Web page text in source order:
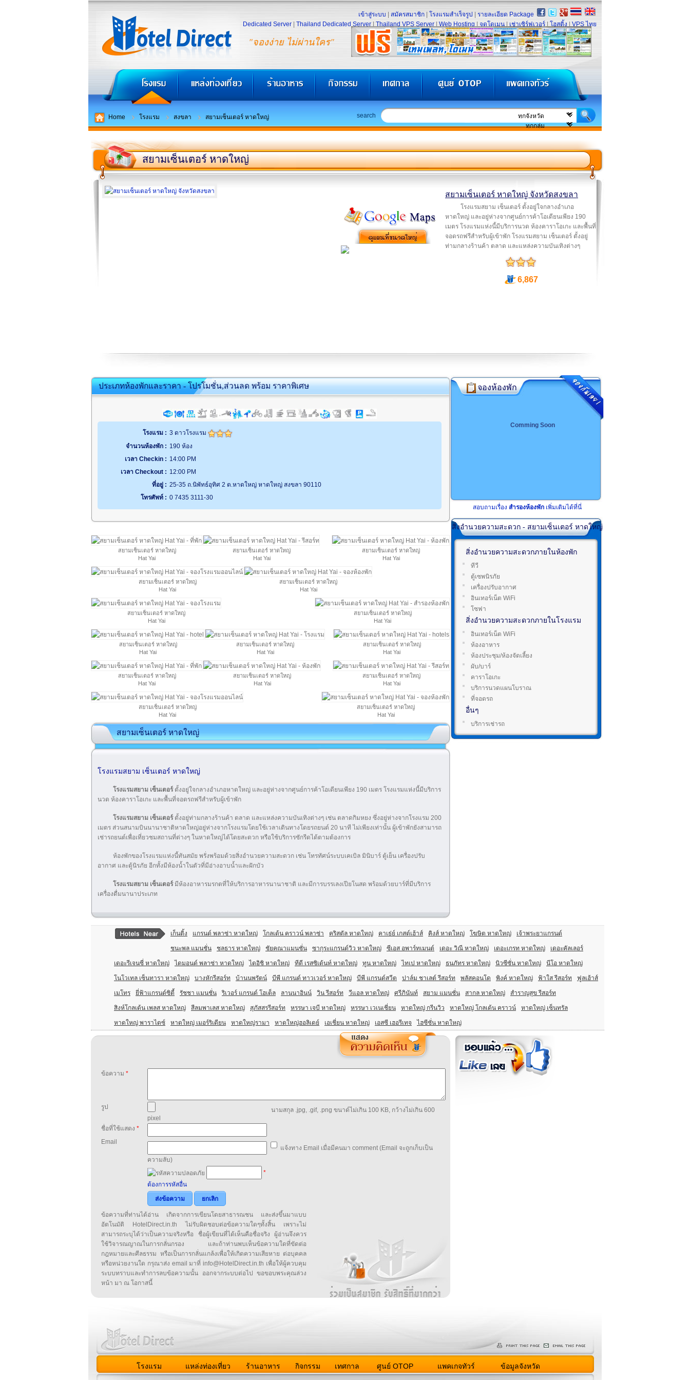
"จองง่าย ไม่ผ่านใคร"
เข้าสู่ระบบ สมัครสมาชิก โรงแรมสำเร็จรูป
รายละเอียด Package
Dedicated Server
Thailand Dedicated Server Thailand VPS Server Web Hosting จดโดเมน เช่าเซิร์ฟเวอร์ โฮสติ้ง VPS ไทย
Home โรงแรม สงขลา สยามเซ็นเตอร์ หาดใหญ่ search
สยามเซ็นเตอร์ หาดใหญ่
สยามเซ็นเตอร์ หาดใหญ่ จังหวัดสงขลา
โรงแรมสยาม เซ็นเตอร์ ตั้งอยู่ใจกลางอำเภอ
หาดใหญ่ และอยู่ห่างจากศูนย์การค้าโอเดียนเพียง 190
เมตร โรงแรมแห่งนี้มีบริการนวด ห้องคาราโอเกะ และพื้นที่
จอดรถฟรีสำหรับผู้เข้าพัก โรงแรมสยาม เซ็นเตอร์ ตั้งอยู่
ท่ามกลางร้านค้า ตลาด และแหล่งความบันเทิงต่างๆ
6,867
ประเภทห้องพักและราคา - โปรโมชั่น,ส่วนลด พร้อม ราคาพิเศษ
โรงแรม : 3 ดาวโรงแรม
จำนวนห้องพัก : 190 ห้อง
เวลา Checkin : 14:00 PM
เวลา Checkout : 12:00 PM
ที่อยู่ : 25-35 ถ.นิพัทธ์อุทิศ 2 ต.หาดใหญ่ หาดใหญ่ สงขลา 90110
โทรศัพท์ : 0 7435 3111-30
สยามเซ็นเตอร์ หาดใหญ่
Hat Yai
สยามเซ็นเตอร์ หาดใหญ่
Hat Yai
สยามเซ็นเตอร์ หาดใหญ่
Hat Yai
สยามเซ็นเตอร์ หาดใหญ่
Hat Yai
สยามเซ็นเตอร์ หาดใหญ่
Hat Yai
สยามเซ็นเตอร์ หาดใหญ่
Hat Yai
สยามเซ็นเตอร์ หาดใหญ่
Hat Yai
สยามเซ็นเตอร์ หาดใหญ่
Hat Yai
สยามเซ็นเตอร์ หาดใหญ่
Hat Yai
สยามเซ็นเตอร์ หาดใหญ่
Hat Yai
สยามเซ็นเตอร์ หาดใหญ่
Hat Yai
สยามเซ็นเตอร์ หาดใหญ่
Hat Yai
สยามเซ็นเตอร์ หาดใหญ่
Hat Yai
สยามเซ็นเตอร์ หาดใหญ่
Hat Yai
สยามเซ็นเตอร์ หาดใหญ่
Hat Yai
สยามเซ็นเตอร์ หาดใหญ่
โรงแรมสยาม เซ็นเตอร์ หาดใหญ่
โรงแรมสยาม เซ็นเตอร์ตั้งอยู่ใจกลางอำเภอหาดใหญ่ และอยู่ห่างจากศูนย์การค้าโอเดียนเพียง 190 เมตร โรงแรมแห่งนี้มีบริการ
นวด ห้องคาราโอเกะ และพื้นที่จอดรถฟรีสำหรับผู้เข้าพัก
โรงแรมสยาม เซ็นเตอร์ตั้งอยู่ท่ามกลางร้านค้า ตลาด และแหล่งความบันเทิงต่างๆ เช่น ตลาดกิมหยง ซึ่งอยู่ห่างจากโรงแรม 200
เมตร ส่วนสนามบินนานาชาติหาดใหญ่อยู่ห่างจากโรงแรมโดยใช้เวลาเดินทางโดยรถยนต์ 20 นาที ไม่เพียงเท่านั้น ผู้เข้าพักยังสามารถ
เช่ารถยนต์เพื่อเที่ยวชมสถานที่ต่างๆ ในหาดใหญ่ได้โดยสะดวก หรือใช้บริการซักรีดได้ตามต้องการ
ห้องพักของโรงแรมแห่งนี้ทันสมัย พรั่งพร้อมด้วยสิ่งอำนวยความสะดวก เช่น โทรทัศน์ระบบเคเบิล มินิบาร์ ตู้เย็น เครื่องปรับ
อากาศ และตู้นิรภัย อีกทั้งมีห้องน้ำในตัวที่มีอ่างอาบน้ำและฝักบัว
โรงแรมสยาม เซ็นเตอร์มีห้องอาหารมรกตที่ให้บริการอาหารนานาชาติ และมีการบรรเลงเปียโนสด พร้อมด้วยบาร์ที่มีบริการ
เครื่องดื่มนานาประเภท
จองห้องพัก
Comming Soon
สอบถามเรื่อง สำรองห้องพัก เพิ่มเติมได้ที่นี่
สิ่งอำนวยความสะดวก - สยามเซ็นเตอร์ หาดใหญ่
สิ่งอำนวยความสะดวกภายในห้องพัก
ทีวี
ตู้เซพนิรภัย
เครื่องปรับอากาศ
อินเทอร์เน็ต WiFi
โซฟา
สิ่งอำนวยความสะดวกภายในโรงแรม
อินเทอร์เน็ต WiFi
ห้องอาหาร
ห้องประชุม/ห้องจัดเลี้ยง
ผับ/บาร์
คาราโอเกะ
บริการนวดแผนโบราณ
ที่จอดรถ
อื่นๆ
บริการเช่ารถ
เก็นติ้ง แกรนด์ พลาซ่า หาดใหญ่ โกลเด้น คราวน์ พลาซ่า คริสตัล หาดใหญ่ คาเธ่ย์ เกสต์เฮ้าส์ คิงส์ หาดใหญ่ โฆษิต หาดใหญ่ เจ้าพระยาแกรนด์
ชนะพล แมนชั่น ชลธาร หาดใหญ่ ชัยคณาแมนชั่น ซากุระแกรนด์วิว หาดใหญ่ ซีเอส อพาร์ทเมนต์ เดอะ วิณี หาดใหญ่ เดอะเกรท หาดใหญ่ เดอะคัลเลอร์
เดอะรีเจนซี่ หาดใหญ่ ไดมอนด์ พลาซ่า หาดใหญ่ ไดอิชิ หาดใหญ่ ทีดี เรสซิเด้นท์ หาดใหญ่ ทูน หาดใหญ่ ไทเป หาดใหญ่ ธนภัทร หาดใหญ่ นิวซีซั่น หาดใหญ่ นีโอ หาดใหญ่
โนโวเทล เซ็นทารา หาดใหญ่ บางหักรีสอร์ท บ้านนพรัตน์ บีพี แกรนด์ ทาวเวอร์ หาดใหญ่ บีพี แกรนด์สวีต ปาล์ม ชาเลต์ รีสอร์ท พลัสคอนโด พิงค์ หาดใหญ่ ฟ้าใส รีสอร์ท ฟูลเฮ้าส์
เมโทร ยี่ฟ้าแกรนด์ซิตี้ รัชชา แมนชั่น ริเวอร์ แกรนด์ โฮเต็ล ลานนาอินน์ วิน รีสอร์ท วีแอล หาดใหญ่ ศรีภินันท์ สยาม แมนชั่น สากล หาดใหญ่ สำราญสุข รีสอร์ท
สิงห์โกลเด้น เพลส หาดใหญ่ สีลมพาเลส หาดใหญ่ สุภัสสรรีสอร์ท หรรษา เจบี หาดใหญ่ หรรษา เวเนเชี่ยน หาดใหญ่ กรีนวิว หาดใหญ่ โกลเด้น คราวน์ หาดใหญ่ เซ็นทรัล
หาดใหญ่ พาราไดซ์ หาดใหญ่ เมอร์ริเดียน หาดใหญ่รามา หาดใหญ่ฮอลิเดย์ เอเชี่ยน หาดใหญ่ เอสซี เฮอรีเทจ ไฮซีซั่น หาดใหญ่
ข้อความ *
รูป
นามสกุล .jpg, .gif, .png ขนาด์ไม่เกิน 100 KB, กว้างไม่เกิน 600
pixel
ชื่อที่ใช้แสดง *
Email
แจ้งทาง Email เมื่อมีคนมา comment (Email จะถูกเก็บเป็น
ความลับ)
*
ต้องการรหัสอื่น
ส่งข้อความ
ยกเลิก
ข้อความที่ท่านได้อ่าน เกิดจากการเขียนโดยสาธารณชน และส่งขึ้นมาแบบ
อัตโนมัติ HotelDirect.in.th ไม่รับผิดชอบต่อข้อความใดๆทั้งสิ้น เพราะไม่
สามารถระบุได้ว่าเป็นความจริงหรือ ชื่อผู้เขียนที่ได้เห็นคือชื่อจริง ผู้อ่านจึงควร
ใช้วิจารณญาณในการกลั่นกรอง และถ้าท่านพบเห็นข้อความใดที่ขัดต่อ
กฎหมายและศีลธรรม หรือเป็นการกลั่นแกล้งเพื่อให้เกิดความเสียหาย ต่อบุคคล
หรือหน่วยงานใด กรุณาส่ง email มาที่ info@HotelDirect.in.th เพื่อให้ผู้ควบคุม
ระบบทราบและทำการลบข้อความนั้น ออกจากระบบต่อไป ขอขอบพระคุณล่วง
หน้า มา ณ โอกาสนี้
โรงแรม แหล่งท่องเที่ยว ร้านอาหาร กิจกรรม เทศกาล ศูนย์ OTOP แพคเกจทัวร์ ข้อมูลจังหวัด